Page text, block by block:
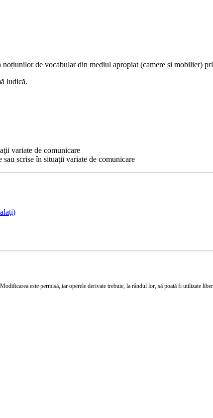
noțiunilor de vocabular din mediul apropiat (camere și mobilier)
ludică.
variate de comunicare
scrise în situaţii variate de comunicare
este permisă, iar operele derivate trebuie, la rândul lor, să poată fi utilizate